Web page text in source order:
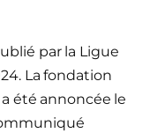
par la Ligue
La fondation
été annoncée le